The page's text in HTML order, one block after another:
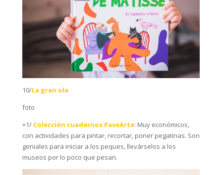
10/La gran ola
foto
+1/ Colección cuadernos PaseArte: Muy económicos,
con actividades para pintar, recortar, poner pegatinas. Son
geniales para iniciar a los peques, llevárselos a los
museos por lo poco que pesan.